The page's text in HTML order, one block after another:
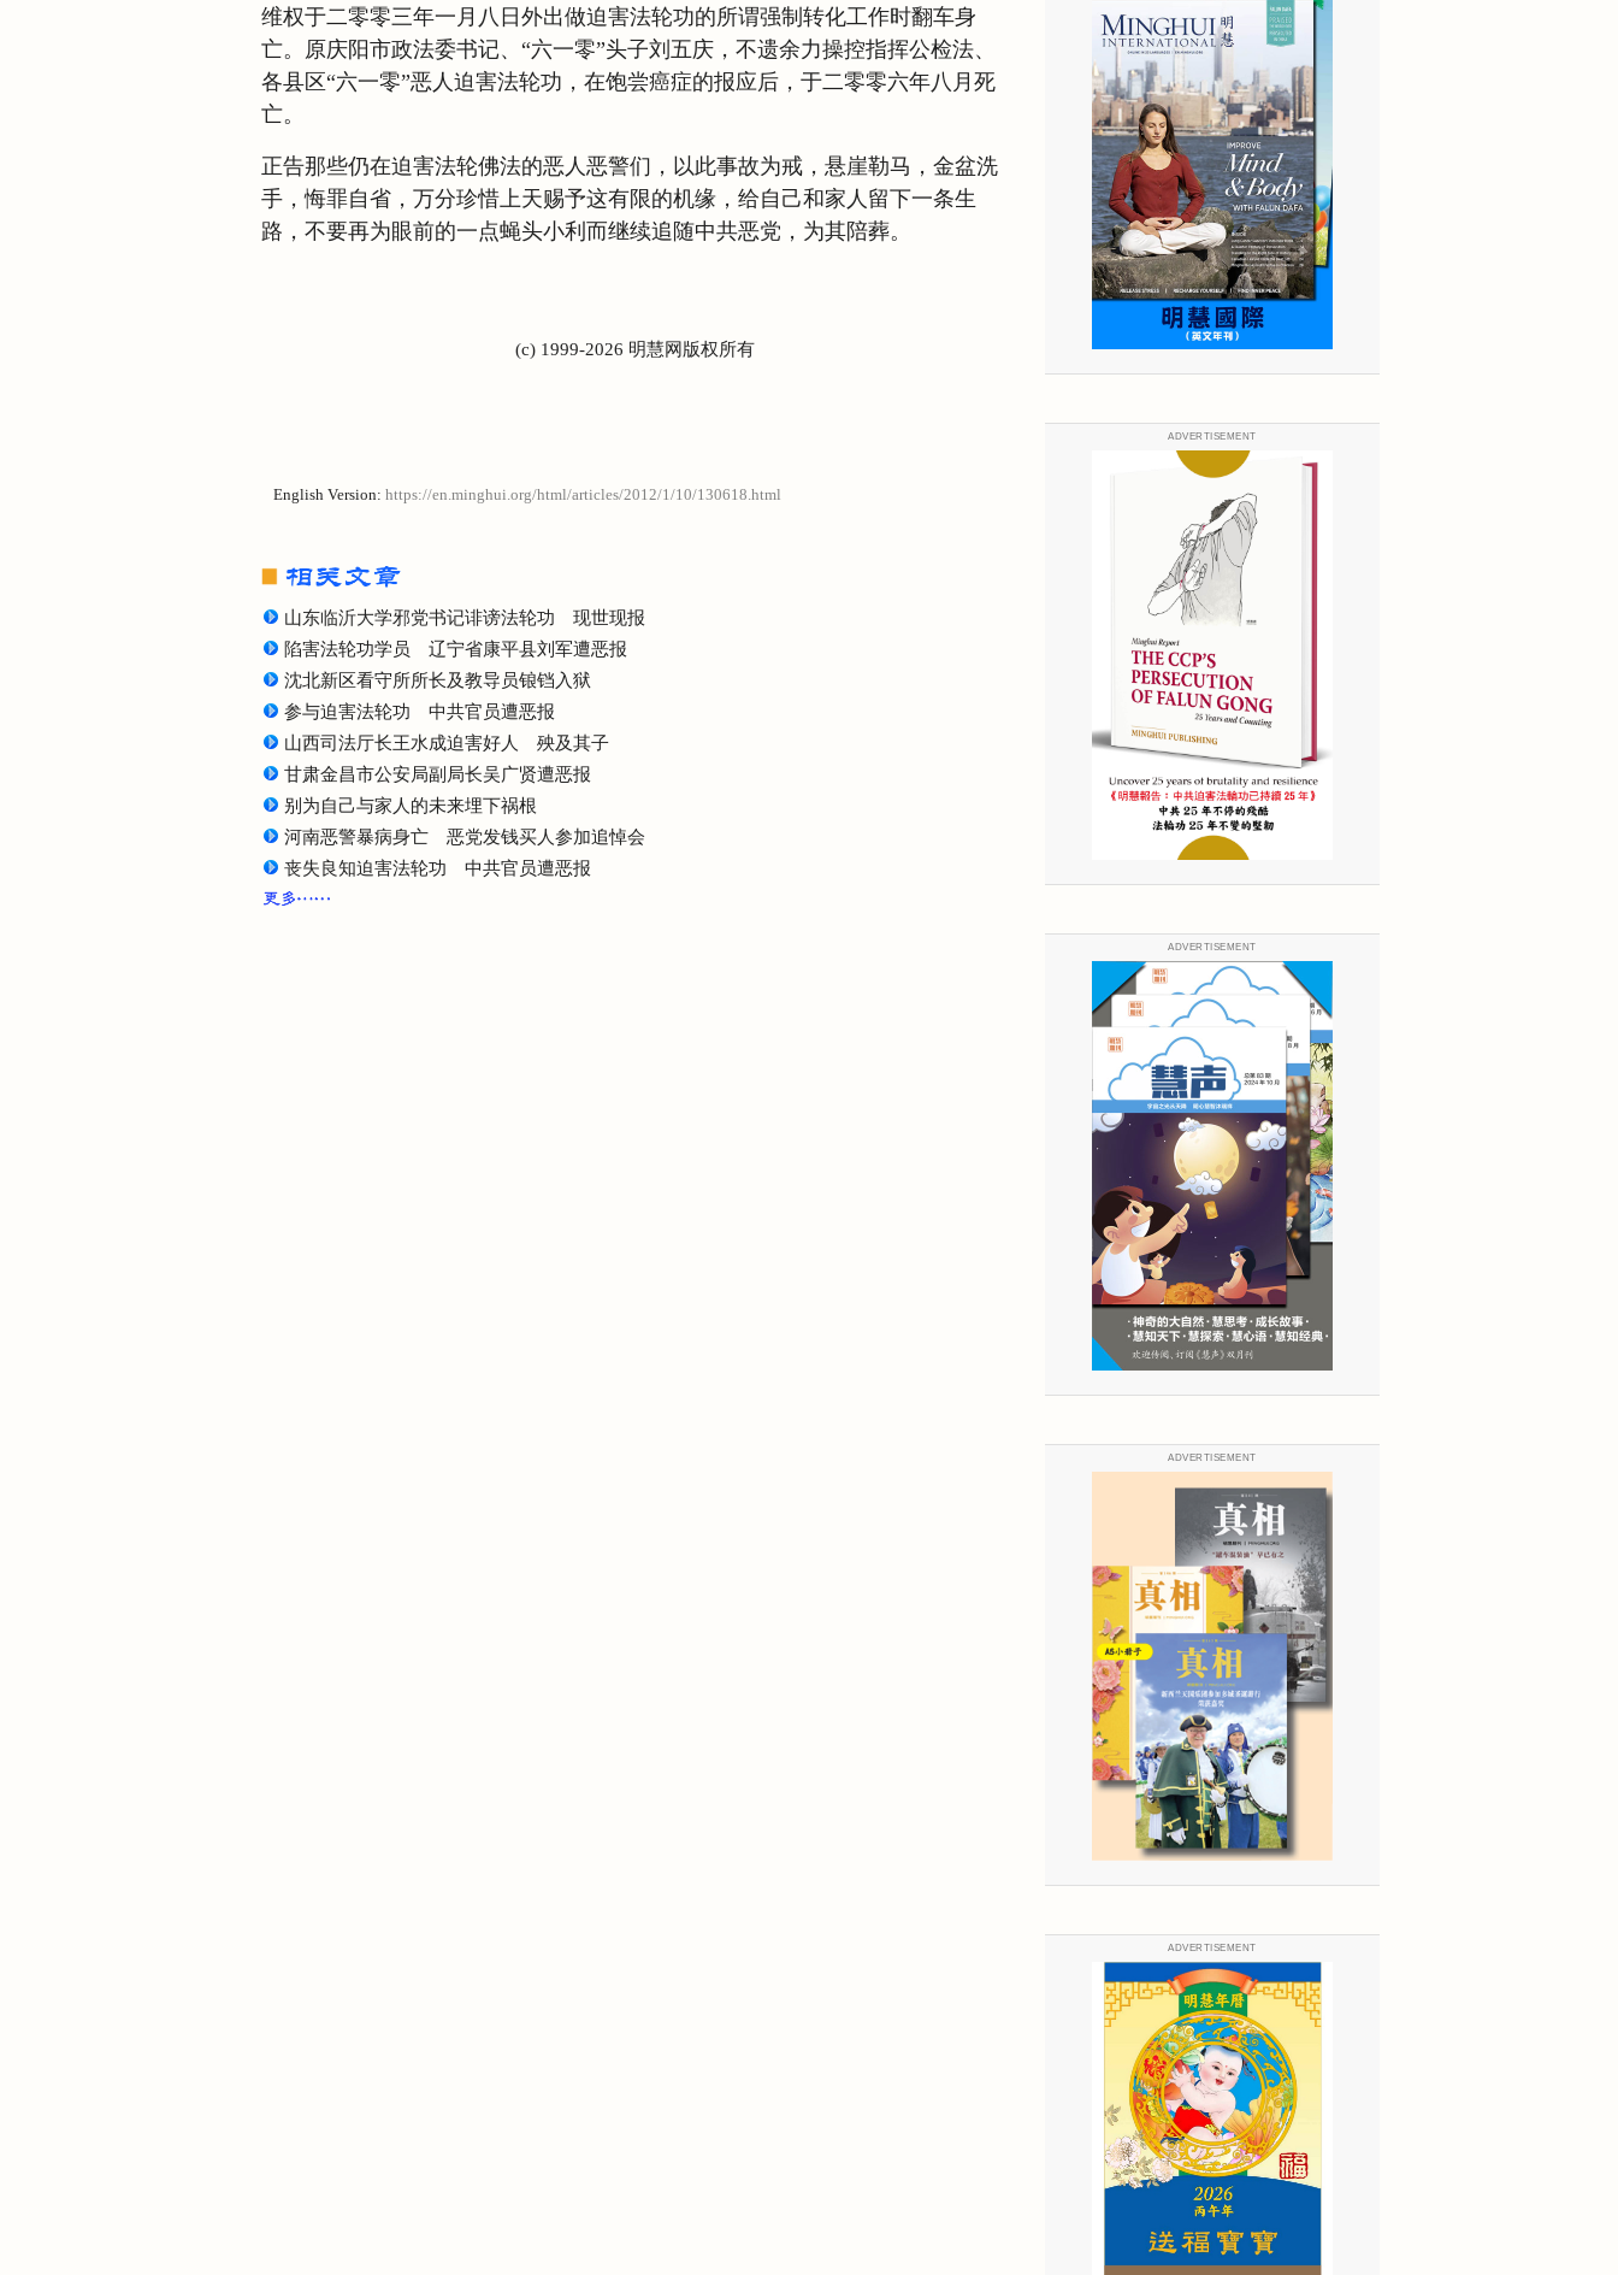
维权于二零零三年一月八日外出做迫害法轮功的所谓强制转化工作时翻车身
亡。原庆阳市政法委书记、“六一零”头子刘五庆，不遗余力操控指挥公检法、
各县区“六一零”恶人迫害法轮功，在饱尝癌症的报应后，于二零零六年八月死
亡。
正告那些仍在迫害法轮佛法的恶人恶警们，以此事故为戒，悬崖勒马，金盆洗
手，悔罪自省，万分珍惜上天赐予这有限的机缘，给自己和家人留下一条生
路，不要再为眼前的一点蝇头小利而继续追随中共恶党，为其陪葬。
(c) 1999-2026 明慧网版权所有
English Version: https://en.minghui.org/html/articles/2012/1/10/130618.html
山东临沂大学邪党书记诽谤法轮功 现世现报
陷害法轮功学员 辽宁省康平县刘军遭恶报
沈北新区看守所所长及教导员锒铛入狱
参与迫害法轮功 中共官员遭恶报
山西司法厅长王水成迫害好人 殃及其子
甘肃金昌市公安局副局长吴广贤遭恶报
别为自己与家人的未来埋下祸根
河南恶警暴病身亡 恶党发钱买人参加追悼会
丧失良知迫害法轮功 中共官员遭恶报
ADVERTISEMENT
ADVERTISEMENT
ADVERTISEMENT
ADVERTISEMENT